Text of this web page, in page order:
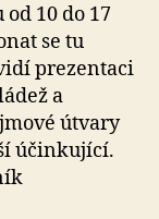
10 do 17
se tu
prezentaci
a
útvary
účinkující.